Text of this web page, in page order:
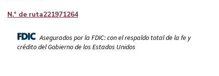
N.° de ruta221971264
Asegurados por la FDIC: con el respaldo total de la fe y
crédito del Gobierno de los Estados Unidos